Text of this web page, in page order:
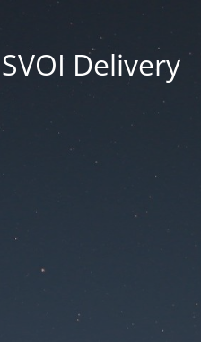
SVOI Delivery